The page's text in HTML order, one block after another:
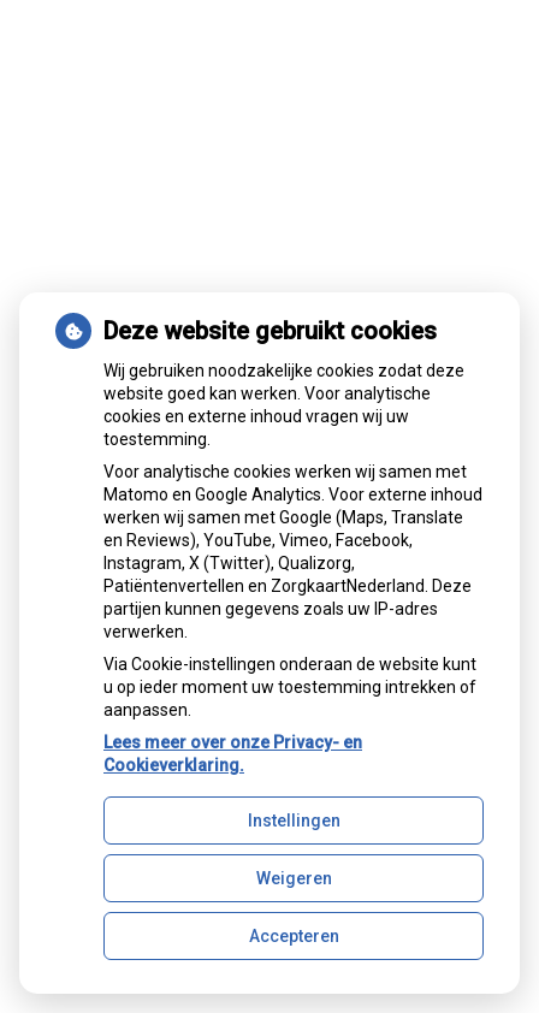
Bij het ontbreken van enkele tanden of
kiezenplaatst men twee of meer
implantaten en maakt men een
vastzittende brug. Deze brug vervangt de
ontbrekende tanden en/of kiezen.
Deze website gebruikt cookies
Wij gebruiken noodzakelijke cookies zodat deze
website goed kan werken. Voor analytische
cookies en externe inhoud vragen wij uw
toestemming.
Voor analytische cookies werken wij samen met
Matomo en Google Analytics. Voor externe inhoud
werken wij samen met Google (Maps, Translate
en Reviews), YouTube, Vimeo, Facebook,
Instagram, X (Twitter), Qualizorg,
Patiëntenvertellen en ZorgkaartNederland. Deze
partijen kunnen gegevens zoals uw IP-adres
verwerken.
Via Cookie-instellingen onderaan de website kunt
u op ieder moment uw toestemming intrekken of
aanpassen.
Lees meer over onze Privacy- en
Cookieverklaring.
Instellingen
Weigeren
Accepteren